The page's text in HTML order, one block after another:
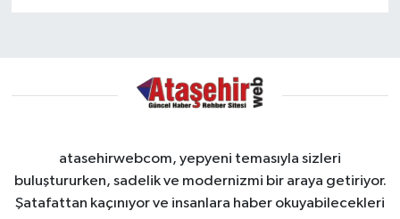
atasehirwebcom, yepyeni temasıyla sizleri
buluştururken, sadelik ve modernizmi bir araya getiriyor.
Şatafattan kaçınıyor ve insanlara haber okuyabilecekleri